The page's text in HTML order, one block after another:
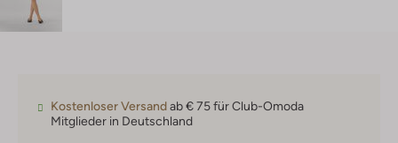
Kostenloser Versandab € 75 für Club-Omoda
Mitglieder in Deutschland